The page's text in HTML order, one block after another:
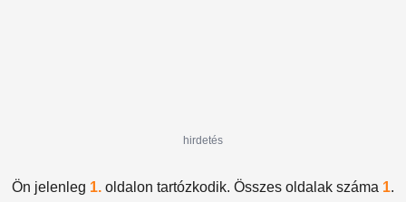
hirdetés
Ön jelenleg 1. oldalon tartózkodik. Összes oldalak száma 1.